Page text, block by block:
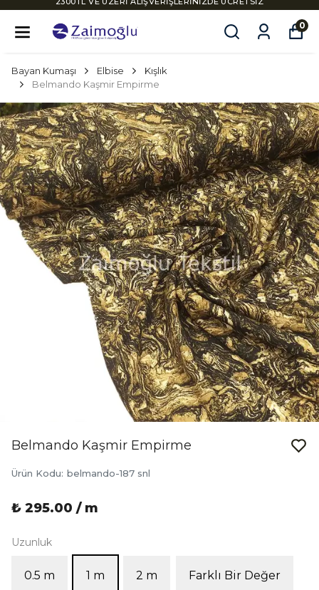
KARGO
0
Bayan Kumaşı Elbise
Kışlık
Belmando Kaşmir Empirme
Belmando Kaşmir Empirme
Ürün Kodu: belmando-187 snl
₺ 295.00 / m
Uzunluk
0.5 m 1 m 2 m Farklı Bir Değer